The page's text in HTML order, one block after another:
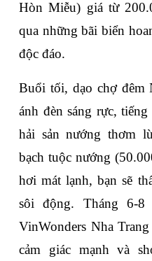
Hòn Miễu) giá từ
qua những bãi biển
độc đáo.
Buổi tối, dạo chợ đêm
ánh đèn sáng rực,
hải sản nướng thơm
bạch tuộc nướng
hơi mát lạnh, bạn sẽ
sôi động. Tháng 6-8
VinWonders Nha
cảm giác mạnh và